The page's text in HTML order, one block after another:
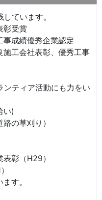
ています。
彰受賞
事成績優秀企業認定
施工会社表彰、優秀工事
ティア活動にも力をい
い)
の草刈り）
彰（H29）
す。